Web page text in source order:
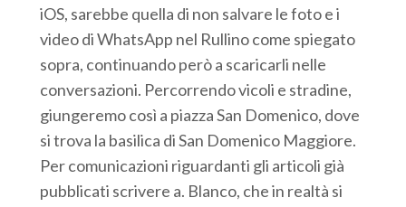
iOS, sarebbe quella di non salvare le foto e i
video di WhatsApp nel Rullino come spiegato
sopra, continuando però a scaricarli nelle
conversazioni. Percorrendo vicoli e stradine,
giungeremo così a piazza San Domenico, dove
si trova la basilica di San Domenico Maggiore.
Per comunicazioni riguardanti gli articoli già
pubblicati scrivere a. Blanco, che in realtà si